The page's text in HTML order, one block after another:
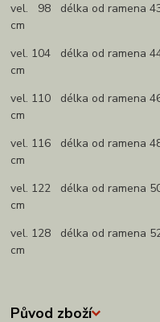
vel. 98 délka od ramena 43
cm
vel. 104 délka od ramena
cm
vel. 110 délka od ramena
cm
vel. 116 délka od ramena
cm
vel. 122 délka od ramena
cm
vel. 128 délka od ramena
cm
Původ zboží